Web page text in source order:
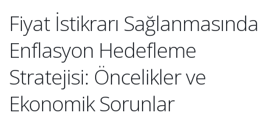
Fiyat İstikrarı Sağlanmasında
Enflasyon Hedefleme
Stratejisi: Öncelikler ve
Ekonomik Sorunlar